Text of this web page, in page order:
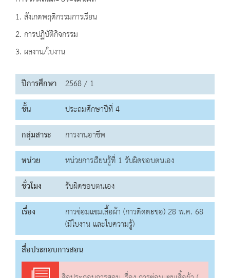
1. สังเกตพฤติกรรมการเรียน
2. การปฏิบัติกิจกรรม
3. ผลงาน/ใบงาน
ปีการศึกษา 2568 / 1
ชั้น
ประถมศึกษาปีที่ 4
กลุ่มสาระ
การงานอาชีพ
หน่วย
หน่วยการเรียนรู้ที่ 1 รับผิดชอบตนเอง
ชั่วโมง
รับผิดชอบตนเอง
เรื่อง
การซ่อมแซมเสื้อผ้า (การติดตะขอ) 28 พ.ค. 68
(มีใบงาน และใบความรู้)
สื่อประกอบการสอน